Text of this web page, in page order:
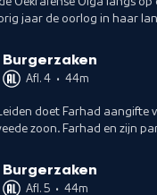
jaar de oorlog in haar
Burgerzaken
Afl. 4 • 44m
doet Farhad aangifte
zoon. Farhad en zijn
Burgerzaken
Afl. 5 • 44m